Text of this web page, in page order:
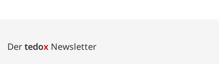
Der tedox Newsletter